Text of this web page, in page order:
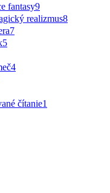
fantasy9
realizmus8
7
5
4
čítanie1